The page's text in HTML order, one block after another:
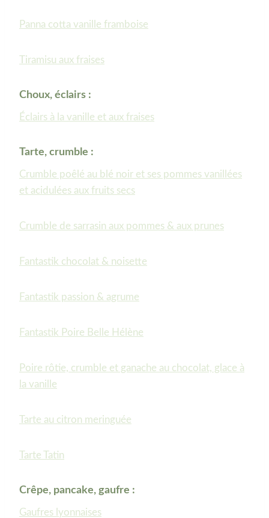
Panna cotta vanille framboise
Tiramisu aux fraises
Choux, éclairs :
Éclairs à la vanille et aux fraises
Tarte, crumble :
Crumble poêlé au blé noir et ses pommes vanillées
et acidulées aux fruits secs
Crumble de sarrasin aux pommes & aux prunes
Fantastik chocolat & noisette
Fantastik passion & agrume
Fantastik Poire Belle Hélène
Poire rôtie, crumble et ganache au chocolat, glace à
la vanille
Tarte au citron meringuée
Tarte Tatin
Crêpe, pancake, gaufre :
Gaufres lyonnaises